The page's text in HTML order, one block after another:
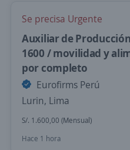
Se precisa Urgente
Auxiliar de
1600 / movilidad y
por completo
Eurofirms Perú
Lurin, Lima
S/. 1.600,00 (Mensual)
Hace 1 hora